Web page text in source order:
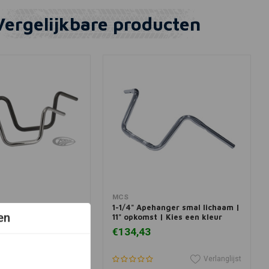
producten
MCS
1-1/4" Apehanger smal lichaam |
11" opkomst | Kies een kleur
€134,43
Verlanglijst